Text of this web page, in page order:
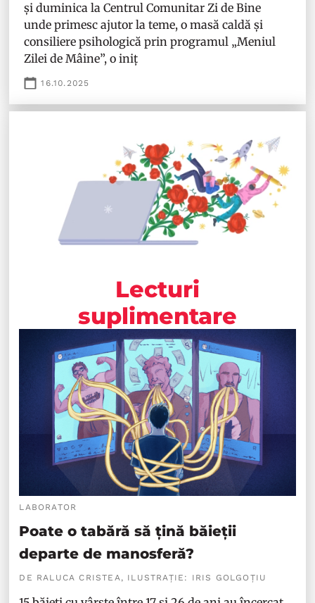
și duminica la Centrul Comunitar Zi de Bine
unde primesc ajutor la teme, o masă caldă și
consiliere psihologică prin programul „Meniul
Zilei de Mâine”, o iniț
16.10.2025
Lecturi
suplimentare
LABORATOR
Poate o tabără să țină băieții
departe de manosferă?
DE RALUCA CRISTEA, ILUSTRAȚIE: IRIS GOLGOȚIU